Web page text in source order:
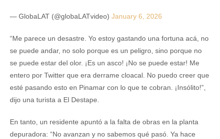
— GlobaLAT (@globaLATvideo) January 6, 2026
“Me parece un desastre. Yo estoy gastando una fortuna acá, no
se puede andar, no solo porque es un peligro, sino porque no
se puede estar del olor. ¡Es un asco! ¡No se puede estar! Me
entero por Twitter que era derrame cloacal. No puedo creer que
esté pasando esto en Pinamar con lo que te cobran. ¡Insólito!”,
dijo una turista a El Destape.
En tanto, un residente apuntó a la falta de obras en la planta
depuradora: “No avanzan y no sabemos qué pasó. Ya hace